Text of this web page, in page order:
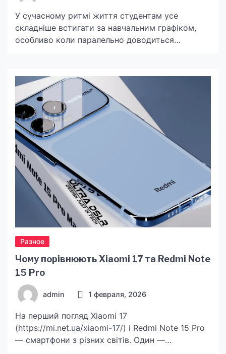
У сучасному ритмі життя студентам усе
складніше встигати за навчальним графіком,
особливо коли паралельно доводиться
курсові роботи нерідко стають додатковим
джерелом стресу. Курсова робота на
замовлення тут може прийти на допомогу. І
хоча ця тема викликає чимало дискусій,
заперечувати її переваги складно. Економія
часу та […]
Разное
Чому порівнюють Xiaomi 17 та Redmi Note
15 Pro
admin 1 февраля, 2026
На перший погляд Xiaomi 17
(https://mi.net.ua/xiaomi-17/) і Redmi Note 15 Pro
— смартфони з різних світів. Один —